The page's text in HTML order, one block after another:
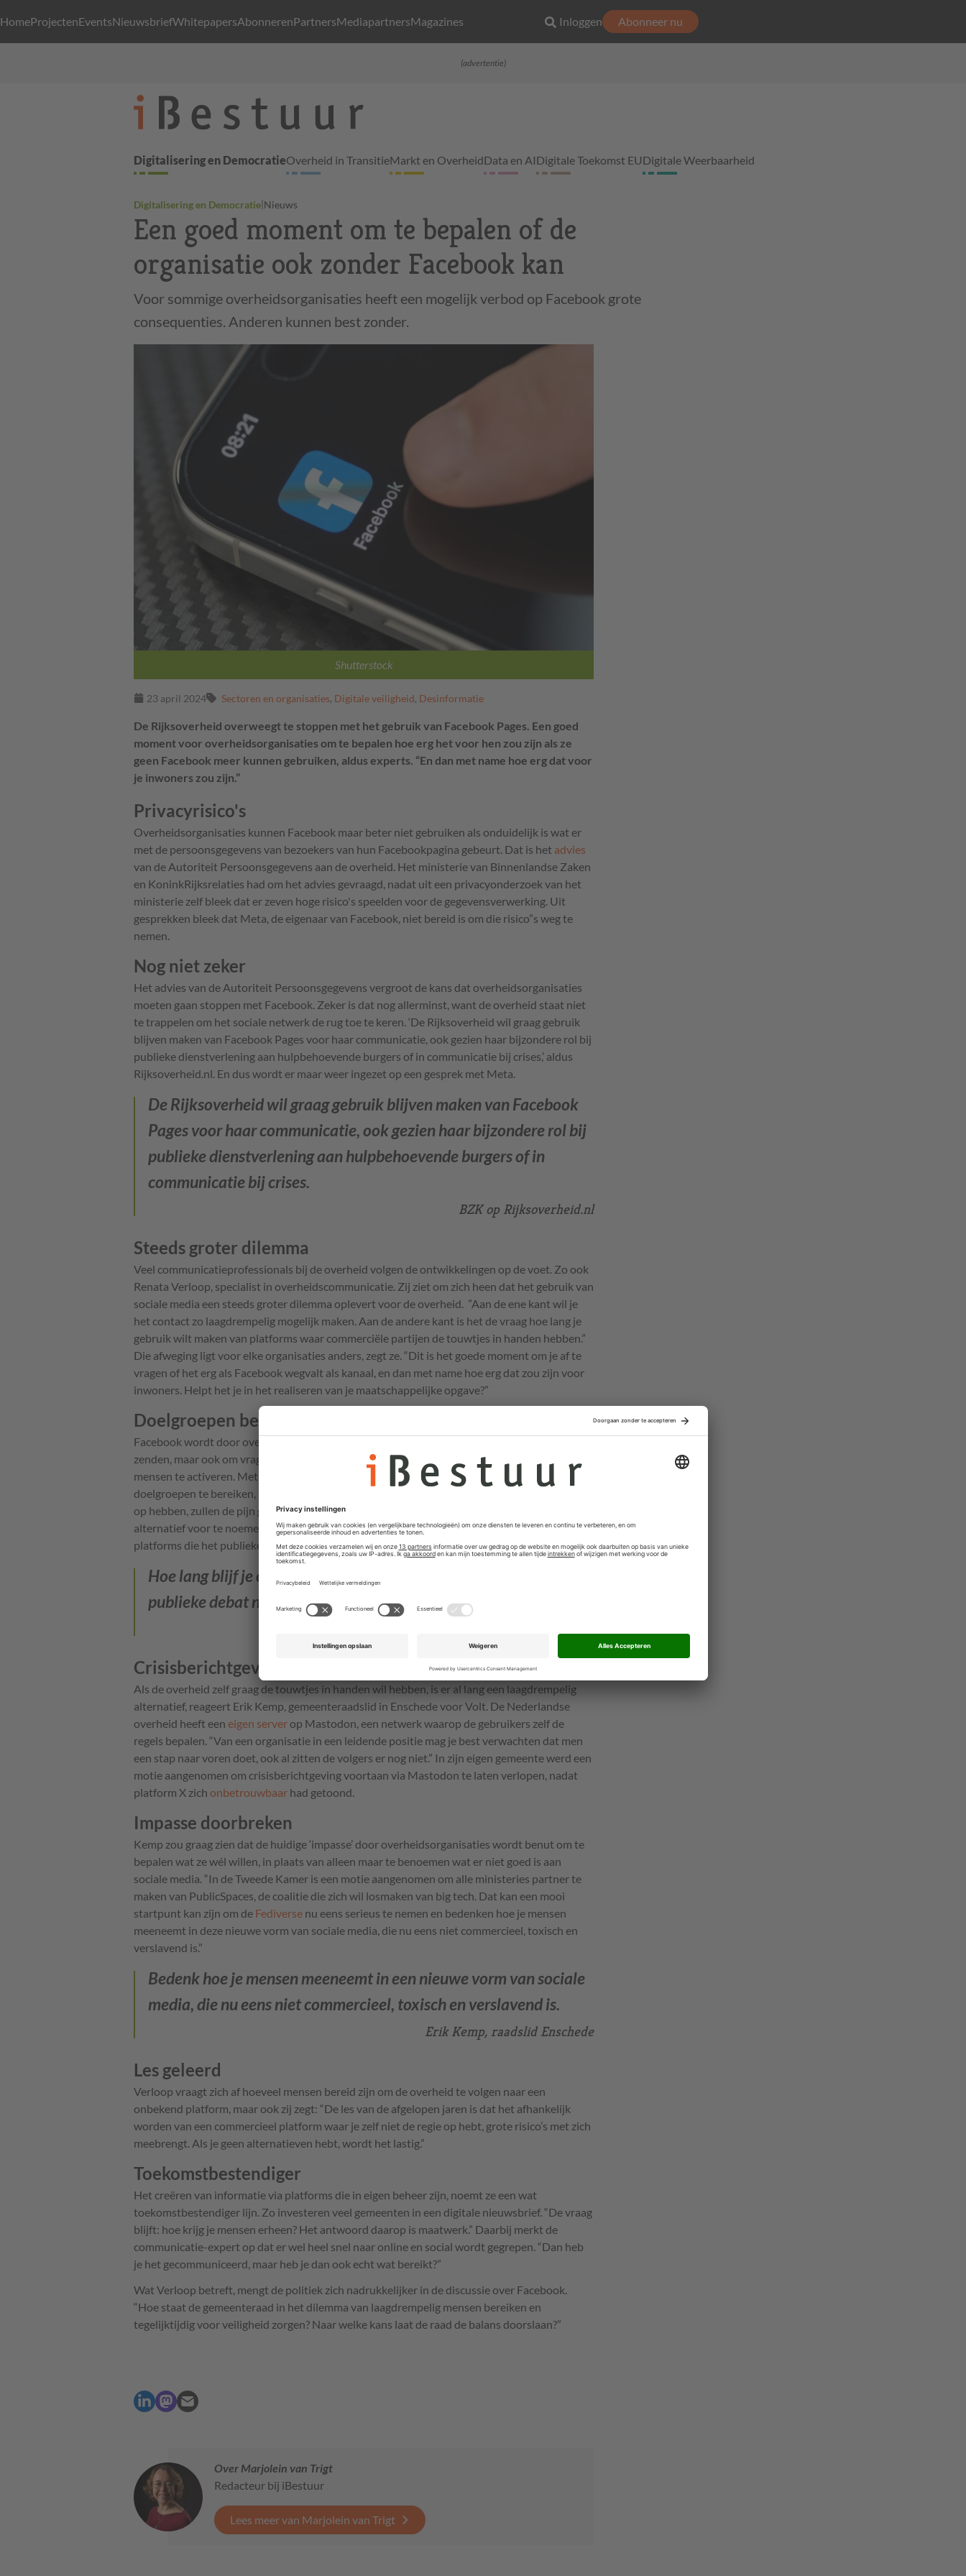
HomeProjectenEventsNieuwsbriefWhitepapersAbonnerenPartnersMediapartnersMagazines Inloggen Abonneer nu
(advertentie)
Digitalisering en DemocratieOverheid in TransitieMarkt en OverheidData en AIDigitale Toekomst EUDigitale Weerbaarheid
Digitalisering en Democratie|Nieuws
Een goed moment om te bepalen of de
organisatie ook zonder Facebook kan
Voor sommige overheidsorganisaties heeft een mogelijk verbod op Facebook grote
consequenties. Anderen kunnen best zonder.
Shutterstock
23 april 2024 Sectoren en organisaties, Digitale veiligheid, Desinformatie
De Rijksoverheid overweegt te stoppen met het gebruik van Facebook Pages. Een goed
moment voor overheidsorganisaties om te bepalen hoe erg het voor hen zou zijn als ze
geen Facebook meer kunnen gebruiken, aldus experts. “En dan met name hoe erg dat voor
je inwoners zou zijn.”
Privacyrisico's
Overheidsorganisaties kunnen Facebook maar beter niet gebruiken als onduidelijk is wat er
met de persoonsgegevens van bezoekers van hun Facebookpagina gebeurt. Dat is het advies
van de Autoriteit Persoonsgegevens aan de overheid. Het ministerie van Binnenlandse Zaken
en KoninkRijksrelaties had om het advies gevraagd, nadat uit een privacyonderzoek van het
ministerie zelf bleek dat er zeven hoge risico's speelden voor de gegevensverwerking. Uit
gesprekken bleek dat Meta, de eigenaar van Facebook, niet bereid is om die risico”s weg te
nemen.
Nog niet zeker
Het advies van de Autoriteit Persoonsgegevens vergroot de kans dat overheidsorganisaties
moeten gaan stoppen met Facebook. Zeker is dat nog allerminst, want de overheid staat niet
te trappelen om het sociale netwerk de rug toe te keren. ‘De Rijksoverheid wil graag gebruik
blijven maken van Facebook Pages voor haar communicatie, ook gezien haar bijzondere rol bij
publieke dienstverlening aan hulpbehoevende burgers of in communicatie bij crises,’ aldus
Rijksoverheid.nl. En dus wordt er maar weer ingezet op een gesprek met Meta.
De Rijksoverheid wil graag gebruik blijven maken van Facebook
Pages voor haar communicatie, ook gezien haar bijzondere rol bij
publieke dienstverlening aan hulpbehoevende burgers of in
communicatie bij crises.
BZK op Rijksoverheid.nl
Steeds groter dilemma
Veel communicatieprofessionals bij de overheid volgen de ontwikkelingen op de voet. Zo ook
Renata Verloop, specialist in overheidscommunicatie. Zij ziet om zich heen dat het gebruik van
sociale media een steeds groter dilemma oplevert voor de overheid. ”Aan de ene kant wil je
het contact zo laagdrempelig mogelijk maken. Aan de andere kant is het de vraag hoe lang je
gebruik wilt maken van platforms waar commerciële partijen de touwtjes in handen hebben.”
Die afweging ligt voor elke organisaties anders, zegt ze. “Dit is het goede moment om je af te
vragen of het erg als Facebook wegvalt als kanaal, en dan met name hoe erg dat zou zijn voor
inwoners. Helpt het je in het realiseren van je maatschappelijke opgave?”
Doelgroepen bereiken
Facebook wordt door overheidsorganisaties op verschillende manieren ingezet. Om te
zenden, maar ook om vragen van inwoners te beantwoorden, sentiment te meten en om
mensen te activeren. Met name overheden die adverteren op Facebook om daarmee bepaalde
doelgroepen te bereiken, bijvoorbeeld om ze te wijzen op een regeling waar ze mogelijk recht
op hebben, zullen de pijn gaan voelen als Facebook wegvalt. Daar weet zij ook niet zomaar een
alternatief voor te noemen. “Aan de andere kant, hoe lang blijf je commercieel investeren in
platforms die het publieke debat niet altijd goed doen?”
Hoe lang blijf je commercieel investeren in platforms die het
publieke debat niet altijd goed doen?
Crisisberichtgeving
Als de overheid zelf graag de touwtjes in handen wil hebben, is er al lang een laagdrempelig
alternatief, reageert Erik Kemp, gemeenteraadslid in Enschede voor Volt. De Nederlandse
overheid heeft een eigen server op Mastodon, een netwerk waarop de gebruikers zelf de
regels bepalen. “Van een organisatie in een leidende positie mag je best verwachten dat men
een stap naar voren doet, ook al zitten de volgers er nog niet.” In zijn eigen gemeente werd een
motie aangenomen om crisisberichtgeving voortaan via Mastodon te laten verlopen, nadat
platform X zich onbetrouwbaar had getoond.
Impasse doorbreken
Kemp zou graag zien dat de huidige ‘impasse’ door overheidsorganisaties wordt benut om te
bepalen wat ze wél willen, in plaats van alleen maar te benoemen wat er niet goed is aan
sociale media. “In de Tweede Kamer is een motie aangenomen om alle ministeries partner te
maken van PublicSpaces, de coalitie die zich wil losmaken van big tech. Dat kan een mooi
startpunt kan zijn om de Fediverse nu eens serieus te nemen en bedenken hoe je mensen
meeneemt in deze nieuwe vorm van sociale media, die nu eens niet commercieel, toxisch en
verslavend is.”
Bedenk hoe je mensen meeneemt in een nieuwe vorm van sociale
media, die nu eens niet commercieel, toxisch en verslavend is.
Erik Kemp, raadslid Enschede
Les geleerd
Verloop vraagt zich af hoeveel mensen bereid zijn om de overheid te volgen naar een
onbekend platform, maar ook zij zegt: “De les van de afgelopen jaren is dat het afhankelijk
worden van een commercieel platform waar je zelf niet de regie op hebt, grote risico’s met zich
meebrengt. Als je geen alternatieven hebt, wordt het lastig.”
Toekomstbestendiger
Het creëren van informatie via platforms die in eigen beheer zijn, noemt ze een wat
toekomstbestendiger lijn. Zo investeren veel gemeenten in een digitale nieuwsbrief. “De vraag
blijft: hoe krijg je mensen erheen? Het antwoord daarop is maatwerk.” Daarbij merkt de
communicatie-expert op dat er wel heel snel naar online en social wordt gegrepen. “Dan heb
je het gecommuniceerd, maar heb je dan ook echt wat bereikt?”
Wat Verloop betreft, mengt de politiek zich nadrukkelijker in de discussie over Facebook.
“Hoe staat de gemeenteraad in het dilemma van laagdrempelig mensen bereiken en
tegelijktijdig voor veiligheid zorgen? Naar welke kans laat de raad de balans doorslaan?”
Over Marjolein van Trigt
Redacteur bij iBestuur
Lees meer van Marjolein van Trigt